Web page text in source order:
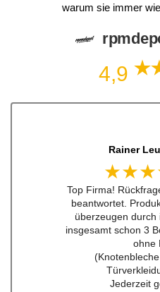
warum sie immer
4,9
Dennis
Schneller Versandt,
gerne bei